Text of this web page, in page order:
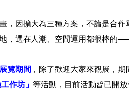
，因擴大為三種方案，不論是合
，選在人潮、空間運用都很棒的──
覽期間 ，除了歡迎大家來觀展，
作坊」 等活動，目前活動皆已開